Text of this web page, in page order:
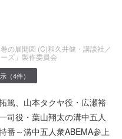
の展開図 (C)和久井健・講談社／
ズ」製作委員会
（4件）
篤、山本タクヤ役・広瀬裕
司役・葉山翔太の溝中五人
番～溝中五人衆ABEMA参上